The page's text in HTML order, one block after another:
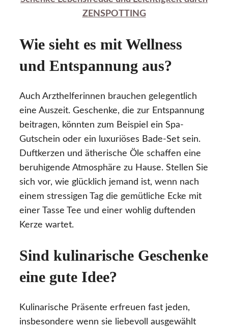
ZENSPOTTING
Wie sieht es mit Wellness
und Entspannung aus?
Auch Arzthelferinnen brauchen gelegentlich
eine Auszeit. Geschenke, die zur Entspannung
beitragen, könnten zum Beispiel ein Spa-
Gutschein oder ein luxuriöses Bade-Set sein.
Duftkerzen und ätherische Öle schaffen eine
beruhigende Atmosphäre zu Hause. Stellen Sie
sich vor, wie glücklich jemand ist, wenn nach
einem stressigen Tag die gemütliche Ecke mit
einer Tasse Tee und einer wohlig duftenden
Kerze wartet.
Sind kulinarische Geschenke
eine gute Idee?
Kulinarische Präsente erfreuen fast jeden,
insbesondere wenn sie liebevoll ausgewählt